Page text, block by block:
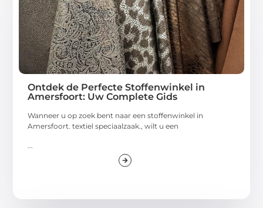
Ontdek de Perfecte Stoffenwinkel in
Amersfoort: Uw Complete Gids
Wanneer u op zoek bent naar een stoffenwinkel in
Amersfoort. textiel speciaalzaak., wilt u een